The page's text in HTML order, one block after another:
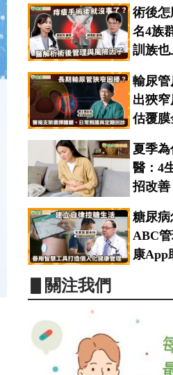
術後
名4族
訓族也
輸尿
出狹
估覆膜
夏季
醫：4
招改善
糖尿
ABC
康App
▋關注我們